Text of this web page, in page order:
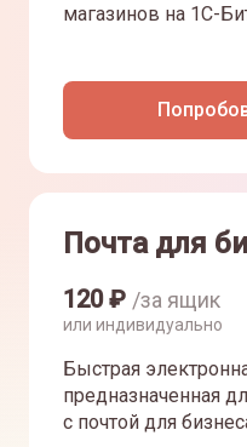
магазинов на 1С-
Почта для
120₽ /за ящик
или индивидуально
Быстрая
предназначенная
с почтой для